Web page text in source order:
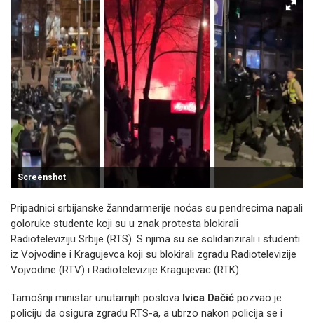
Screenshot
Pripadnici srbijanske žanndarmerije noćas su pendrecima napali
goloruke studente koji su u znak protesta blokirali
Radioteleviziju Srbije (RTS). S njima su se solidarizirali i studenti
iz Vojvodine i Kragujevca koji su blokirali zgradu Radiotelevizije
Vojvodine (RTV) i Radiotelevizije Kragujevac (RTK).
Tamošnji ministar unutarnjih poslova Ivica Dačić pozvao je
policiju da osigura zgradu RTS-a, a ubrzo nakon policija se i